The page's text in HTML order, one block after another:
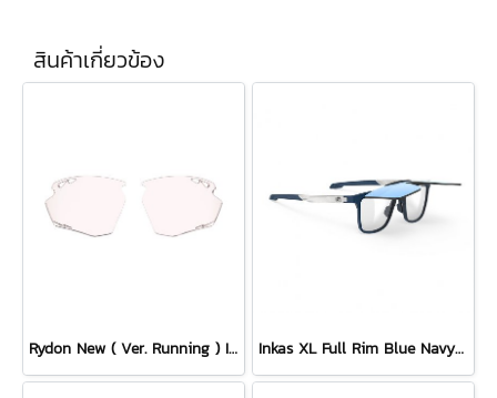
สินค้าเกี่ยวข้อง
Rydon New ( Ver. Running ) Impactx Photochromic 2 Red Lens Inkas XL Full Rim Blue Navy Matte - Multilaser Ice